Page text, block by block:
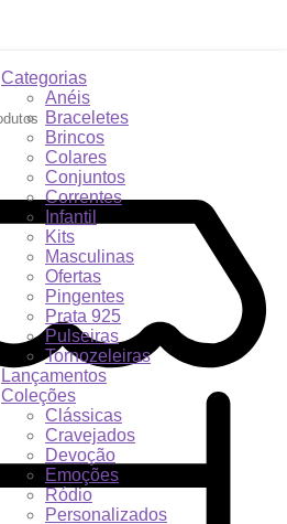
Categorias
Anéis
Braceletes
Brincos
Colares
Conjuntos
Correntes
Infantil
Kits
Masculinas
Ofertas
Pingentes
Prata 925
Pulseiras
Tornozeleiras
Lançamentos
Coleções
Clássicas
Cravejados
Devoção
Emoções
Ródio
Personalizados